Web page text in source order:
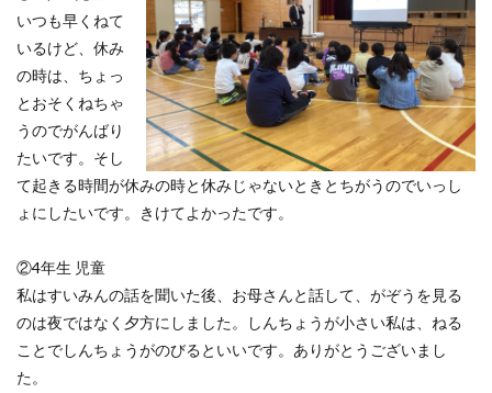
いつも早くねて
いるけど、休み
の時は、ちょっ
とおそくねちゃ
うのでがんばり
たいです。そし
て起きる時間が休みの時と休みじゃないときとちがうのでいっし
ょにしたいです。きけてよかったです。
②4年生 児童
私はすいみんの話を聞いた後、お母さんと話して、がぞうを見る
のは夜ではなく夕方にしました。しんちょうが小さい私は、ねる
ことでしんちょうがのびるといいです。ありがとうございまし
た。